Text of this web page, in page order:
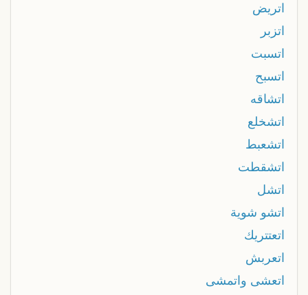
اتريض
اتزبر
اتسبت
اتسبح
اتشاقه
اتشخلع
اتشعبط
اتشقطت
اتشل
اتشو شوية
اتعتتريك
اتعربش
اتعشى واتمشى